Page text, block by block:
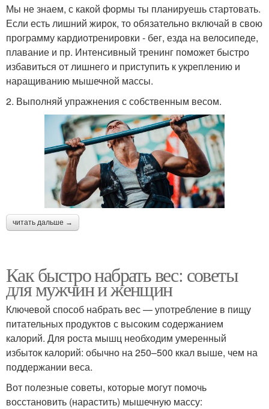
Мы не знаем, с какой формы ты планируешь стартовать.
Если есть лишний жирок, то обязательно включай в свою
программу кардиотренировки - бег, езда на велосипеде,
плавание и пр. Интенсивный тренинг поможет быстро
избавиться от лишнего и приступить к укреплению и
наращиванию мышечной массы.
2. Выполняй упражнения с собственным весом.
читать дальше →
Как быстро набрать вес: советы
для мужчин и женщин
Ключевой способ набрать вес — употребление в пищу
питательных продуктов с высоким содержанием
калорий. Для роста мышц необходим умеренный
избыток калорий: обычно на 250–500 ккал выше, чем на
поддержании веса.
Вот полезные советы, которые могут помочь
восстановить (нарастить) мышечную массу: